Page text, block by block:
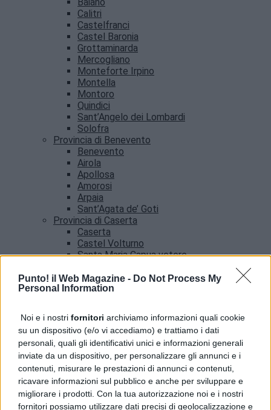
Punto! il Web Magazine - Do Not Process My
Personal Information
Noi e i nostri fornitori archiviamo informazioni quali cookie
su un dispositivo (e/o vi accediamo) e trattiamo i dati
personali, quali gli identificativi unici e informazioni generali
inviate da un dispositivo, per personalizzare gli annunci e i
contenuti, misurare le prestazioni di annunci e contenuti,
ricavare informazioni sul pubblico e anche per sviluppare e
migliorare i prodotti. Con la tua autorizzazione noi e i nostri
fornitori possiamo utilizzare dati precisi di geolocalizzazione e
Baiano
Calitri
Castelfranci
Castel Baronia
Grottaminarda
Mercogliano
Monteforte Irpino
Montella
Montoro
Quindici
Sant’Angelo dei Lombardi
Solofra
Provincia di Benevento
Benevento
Airola
Apollosa
Amorosi
Arpaia
Sant’Agata de’ Goti
Provincia di Caserta
Caserta
Castel Volturno
Santa Maria Capua vetere
Salerno
Agropoli
Angri
Castellabate
News